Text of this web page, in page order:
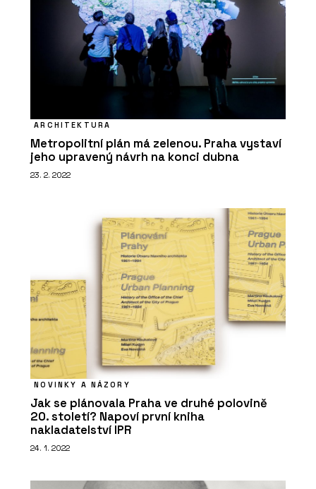
ARCHITEKTURA
Metropolitní plán má zelenou. Praha vystaví
jeho upravený návrh na konci dubna
23. 2. 2022
NOVINKY A NÁZORY
Jak se plánovala Praha ve druhé polovině
20. století? Napoví první kniha
nakladatelství IPR
24. 1. 2022